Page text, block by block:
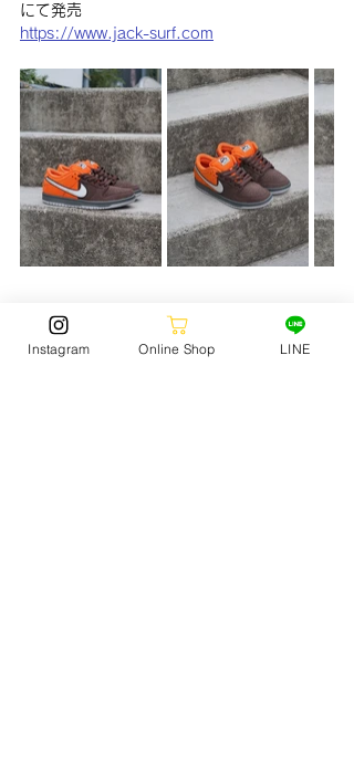
にて発売
https://www.jack-surf.com
Instagram Online Shop LINE